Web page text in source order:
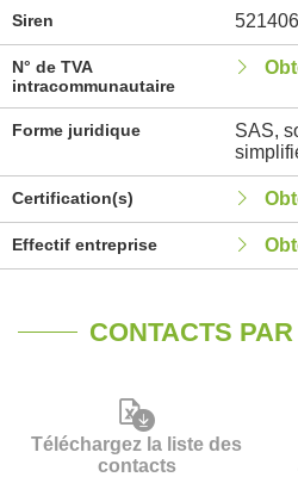
Siren
N° de TVA
intracommunautaire
Forme juridique
SAS,
Certification(s)
Effectif entreprise
CONTACTS
Téléchargez la liste des
contacts